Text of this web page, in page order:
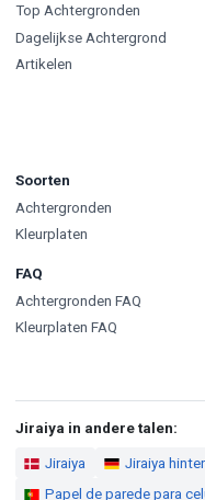
Top Achtergronden
Dagelijkse Achtergrond
Artikelen
Soorten
Achtergronden
Kleurplaten
FAQ
Achtergronden FAQ
Kleurplaten FAQ
Jiraiya in andere talen:
Jiraiya Jiraiya
Papel de parede para